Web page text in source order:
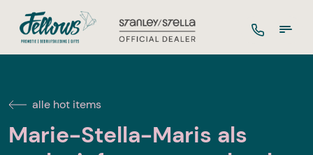
alle hot items
Marie-Stella-Maris als